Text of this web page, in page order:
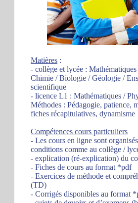
Matières :
- collège et lycée :
Chimie / Biologie / Géologie /
scientifique
- licence L1 : Mathématiques /
Méthodes : Pédagogie, patience,
fiches récapitulatives, dynamisme
Compétences cours particuliers
- Les cours en ligne sont
conditions comme au collège /
- explication (ré-explication) du
- Fiches de cours au format *pdf
- Exercices de méthode et
(TD)
- Corrigés disponibles au format